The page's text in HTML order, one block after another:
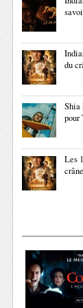
du
Shia
pour
Les